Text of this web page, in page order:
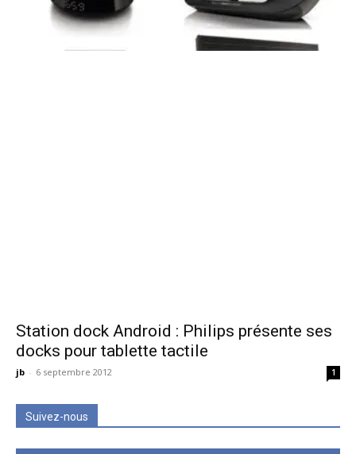
Station dock Android : Philips présente ses
docks pour tablette tactile
jb - 6 septembre 2012 1
Suivez-nous